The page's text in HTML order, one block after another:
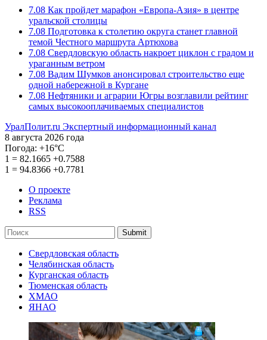
7.08 Как пройдет марафон «Европа-Азия» в центре
уральской столицы
7.08 Подготовка к столетию округа станет главной
темой Честного маршрута Артюхова
7.08 Свердловскую область накроет циклон с градом и
ураганным ветром
7.08 Вадим Шумков анонсировал строительство еще
одной набережной в Кургане
7.08 Нефтяники и аграрии Югры возглавили рейтинг
самых высокооплачиваемых специалистов
УралПолит.ru Экспертный информационный канал
8 августа 2026 года
Погода: +16°С
1 = 82.1665 +0.7588
1 = 94.8366 +0.7781
О проекте
Реклама
RSS
Submit
Свердловская область
Челябинская область
Курганская область
Тюменская область
ХМАО
ЯНАО